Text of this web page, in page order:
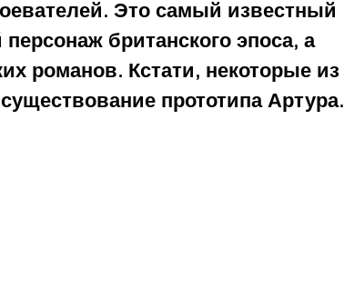
Это самый известный
британского эпоса, а
романов. Кстати, некоторые из
прототипа Артура.